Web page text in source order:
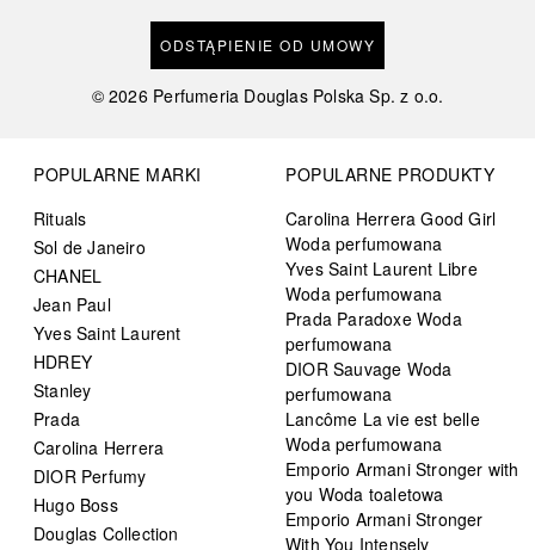
ODSTĄPIENIE OD UMOWY
©2026 Perfumeria Douglas Polska Sp. z o.o.
POPULARNE MARKI
Rituals
Sol de Janeiro
CHANEL
Jean Paul
Yves Saint Laurent
HDREY
Stanley
Prada
Carolina Herrera
DIOR Perfumy
Hugo Boss
Douglas Collection
POPULARNE PRODUKTY
Carolina Herrera Good Girl
Woda perfumowana
Yves Saint Laurent Libre
Woda perfumowana
Prada Paradoxe Woda
perfumowana
DIOR Sauvage Woda
perfumowana
Lancôme La vie est belle
Woda perfumowana
Emporio Armani Stronger with
you Woda toaletowa
Emporio Armani Stronger
With You Intensely